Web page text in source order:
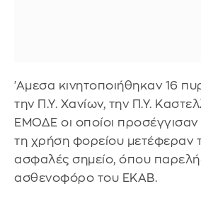
'Αμεσα κινητοποιήθηκαν 16
την Π.Υ. Χανίων, την Π.Υ.
ΕΜΟΔΕ οι οποίοι προσέγγισαν
τη χρήση φορείου μετέφεραν
ασφαλές σημείο, όπου
ασθενοφόρο του ΕΚΑΒ.